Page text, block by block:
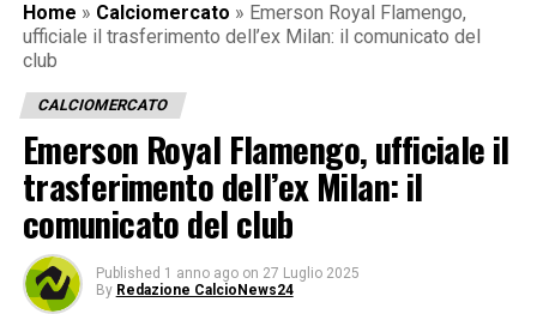
Home » Calciomercato » Emerson Royal Flamengo,
ufficiale il trasferimento dell’ex Milan: il comunicato del
club
CALCIOMERCATO
Emerson Royal Flamengo, ufficiale il
trasferimento dell’ex Milan: il
comunicato del club
Published 1 anno ago on 27 Luglio 2025
By Redazione CalcioNews24